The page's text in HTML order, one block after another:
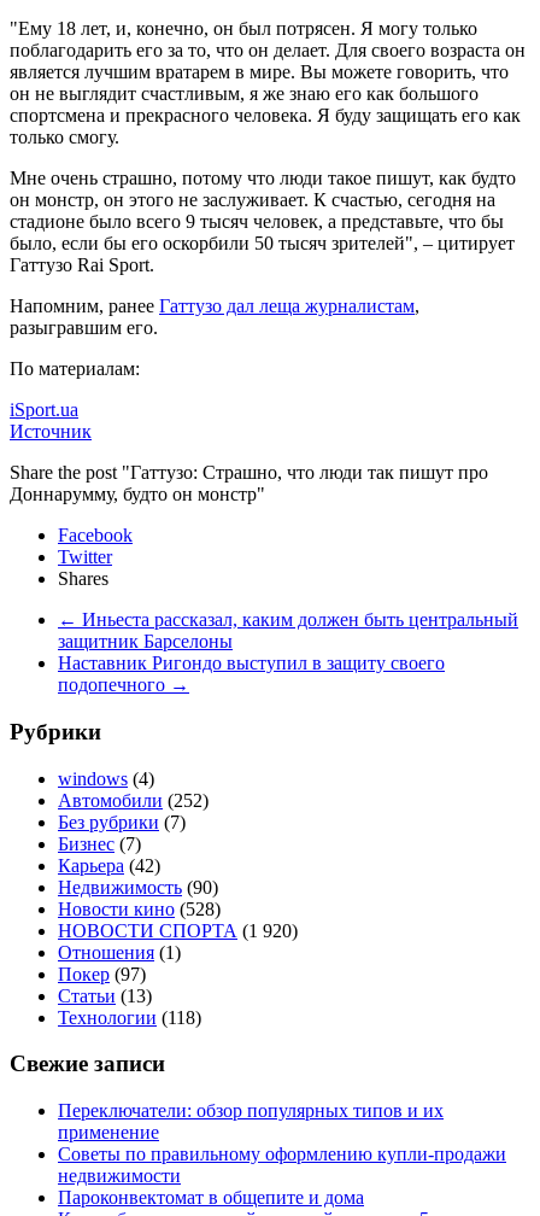
"Ему 18 лет, и, конечно, он был потрясен. Я могу только
поблагодарить его за то, что он делает. Для своего возраста он
является лучшим вратарем в мире. Вы можете говорить, что
он не выглядит счастливым, я же знаю его как большого
спортсмена и прекрасного человека. Я буду защищать его как
только смогу.
Мне очень страшно, потому что люди такое пишут, как будто
он монстр, он этого не заслуживает. К счастью, сегодня на
стадионе было всего 9 тысяч человек, а представьте, что бы
было, если бы его оскорбили 50 тысяч зрителей", – цитирует
Гаттузо Rai Sport.
Напомним, ранее Гаттузо дал леща журналистам,
разыгравшим его.
По материалам:
iSport.ua
Источник
Share the post "Гаттузо: Cтрашно, что люди так пишут про
Доннарумму, будто он монстр"
Facebook
Twitter
Shares
← Иньеста рассказал, каким должен быть центральный
защитник Барселоны
Наставник Ригондо выступил в защиту своего
подопечного →
Рубрики
windows (4)
Автомобили (252)
Без рубрики (7)
Бизнес (7)
Карьера (42)
Недвижимость (90)
Новости кино (528)
НОВОСТИ СПОРТА (1 920)
Отношения (1)
Покер (97)
Статьи (13)
Технологии (118)
Свежие записи
Переключатели: обзор популярных типов и их
применение
Советы по правильному оформлению купли-продажи
недвижимости
Пароконвектомат в общепите и дома